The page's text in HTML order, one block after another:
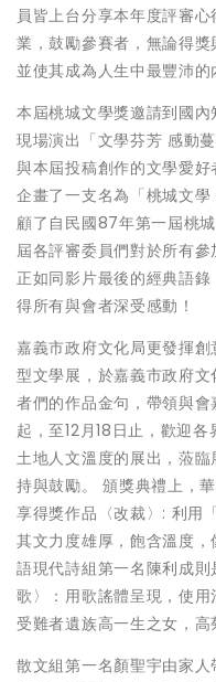
員皆上台分享本年度評審
業，鼓勵參賽者，無論得獎
並使其成為人生中最豐沛的
本屆桃城文學獎邀請到國內
現場演出「文學芬芳 感動
與本屆投稿創作的文學愛
企畫了一支名為「桃城文
顧了自民國87年第一屆桃
屆各評審委員們對於所有參
正如同影片最後的經典語
得所有與會者深受感動！
嘉義市政府文化局更發揮
型文學展，於嘉義市政府
者們的作品金句，帶領與
起，至12月18日止，歡迎
土地人文溫度的展出，蒞
持與鼓勵。 頒獎典禮上，
享得獎作品〈改裁〉: 利用
其文力度雄厚，飽含溫度
語現代詩組第一名陳利成
歌〉：用歌謠體呈現，使
受難者遺族高一生之女，高
散文組第一名顏聖宇由家人